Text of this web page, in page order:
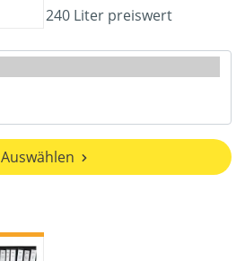
240 Liter preiswert
Auswählen